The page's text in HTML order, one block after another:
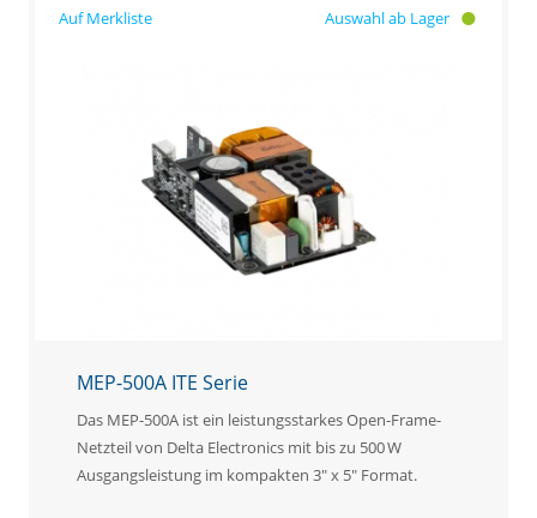
Auswahl ab Lager
MEP-500A ITE Serie
Das MEP-500A ist ein leistungsstarkes Open-Frame-
Netzteil von Delta Electronics mit bis zu 500 W
Ausgangsleistung im kompakten 3" x 5" Format.